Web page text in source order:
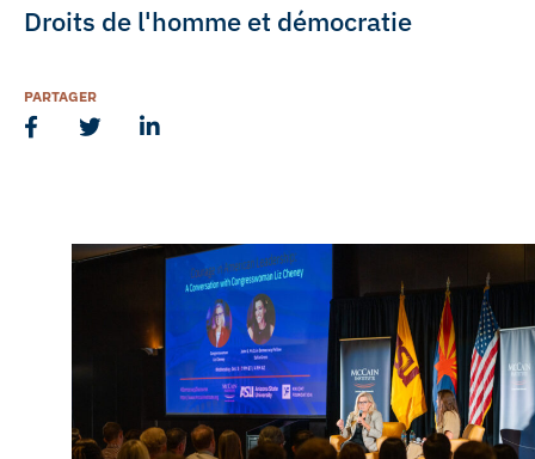
Droits de l'homme et démocratie
PARTAGER